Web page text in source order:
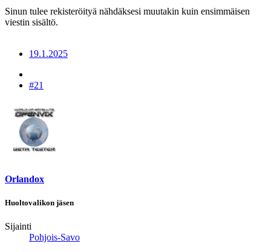
Sinun tulee rekisteröityä nähdäksesi muutakin kuin ensimmäisen
viestin sisältö.
19.1.2025
#21
Orlandox
Huoltovalikon jäsen
Sijainti
Pohjois-Savo